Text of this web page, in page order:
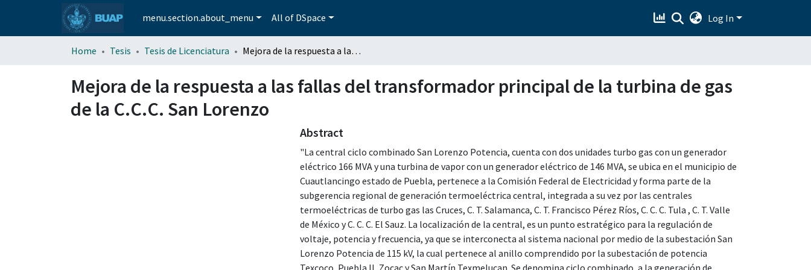
menu.section.about_menu All of DSpace Log In
Home Tesis Tesis de Licenciatura Mejora de la respuesta a las fallas del transformador principal de la turbina de gas de la C.C.C. San Lorenzo
Mejora de la respuesta a las fallas del transformador principal de la turbina de gas
de la C.C.C. San Lorenzo
Abstract
"La central ciclo combinado San Lorenzo Potencia, cuenta con dos unidades turbo gas con un generador
eléctrico 166 MVA y una turbina de vapor con un generador eléctrico de 146 MVA, se ubica en el municipio de
Cuautlancingo estado de Puebla, pertenece a la Comisión Federal de Electricidad y forma parte de la
subgerencia regional de generación termoeléctrica central, integrada a su vez por las centrales
termoeléctricas de turbo gas las Cruces, C. T. Salamanca, C. T. Francisco Pérez Ríos, C. C. C. Tula , C. T. Valle
de México y C. C. C. El Sauz. La localización de la central, es un punto estratégico para la regulación de
voltaje, potencia y frecuencia, ya que se interconecta al sistema nacional por medio de la subestación San
Lorenzo Potencia de 115 kV, la cual pertenece al anillo comprendido por la subestación de potencia
Texcoco, Puebla II, Zocac y San Martín Texmelucan. Se denomina ciclo combinado, a la generación de